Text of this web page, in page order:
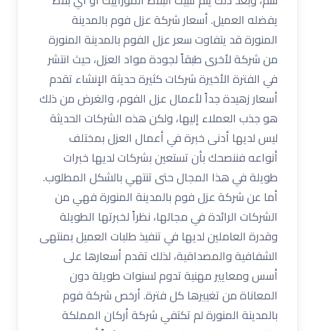
يفضله العميل. أسعار شركة عزل فوم بالمدينة
المنورة قد يتفاوت سعر عزل الفوم بالمدينة المنورة
من شركة لأخرى طبقاً لجودة مواد العزل، حيث انتشر
في الفترة الأخيرة شركات كثيرة حديثة الإنشاء تقدم
أسعار زهيدة جداً لأعمال عزل الفوم، والغرض من ذلك
هو جذب العملاء إليها، ولكن هذه الشركات الحديثة
ليس لديها أدنى خبرة في أعمال العزل بمختلف
أنواعه فننصحك بأن تستعين بشركات لديها خبرات
طويلة في هذا المجال حتى تنتهي بالشكل المطلوب.
أما عن شركة عزل فوم بالمدينة المنورة فهي من
الشركات الرائدة في مجالها، نظراً لخبرتها الطويلة
وقدرة العاملين لديها في تنفيذ طلبات العميل بمنتهى
الشفافية والمصداقية، لذلك تقدم أسعارها على
أسس ومعايير مهنية تدوم لسنوات طويلة دون
المعاناة من تغييرها كل فترة. أرخص شركة فوم
بالمدينة المنورة لم تكتفي شركة أركان المملكة